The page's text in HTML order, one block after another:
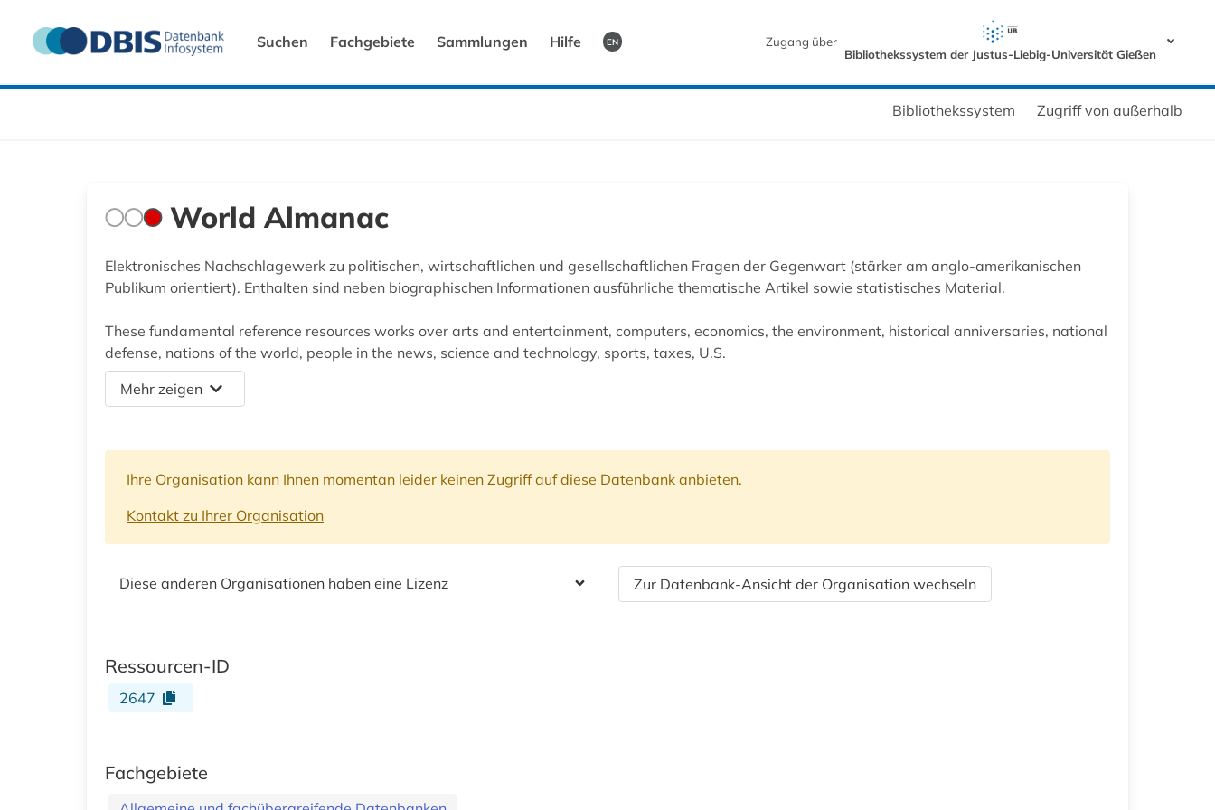
Suchen Fachgebiete Sammlungen Hilfe EN
Zugang über
Bibliothekssystem der Justus-Liebig-Universität Gießen
Bibliothekssystem Zugriff von außerhalb
World Almanac
Elektronisches Nachschlagewerk zu politischen, wirtschaftlichen und gesellschaftlichen Fragen der Gegenwart (stärker am anglo-amerikanischen
Publikum orientiert). Enthalten sind neben biographischen Informationen ausführliche thematische Artikel sowie statistisches Material.
These fundamental reference resources works over arts and entertainment, computers, economics, the environment, historical anniversaries, national
defense, nations of the world, people in the news, science and technology, sports, taxes, U.S.
Mehr zeigen
Ihre Organisation kann Ihnen momentan leider keinen Zugriff auf diese Datenbank anbieten.
Kontakt zu Ihrer Organisation
Diese anderen Organisationen haben eine Lizenz Zur Datenbank-Ansicht der Organisation wechseln
Ressourcen-ID
2647
Fachgebiete